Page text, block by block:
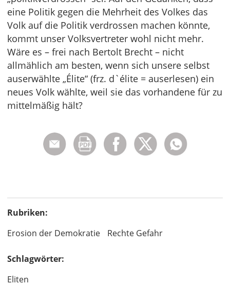
eine Politik gegen die Mehrheit des Volkes das
Volk auf die Politik verdrossen machen könnte,
kommt unser Volksvertreter wohl nicht mehr.
Wäre es – frei nach Bertolt Brecht – nicht
allmählich am besten, wenn sich unsere selbst
auserwählte „Élite“ (frz. d`élite = auserlesen) ein
neues Volk wählte, weil sie das vorhandene für zu
mittelmäßig hält?
Rubriken:
Erosion der Demokratie
Rechte Gefahr
Schlagwörter:
Eliten